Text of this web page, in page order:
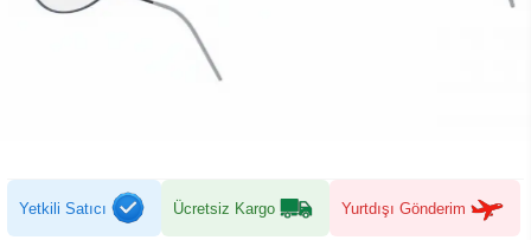
Yetkili Satıcı Ücretsiz Kargo Yurtdışı Gönderim